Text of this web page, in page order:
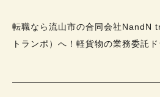
転職なら流山市の合同会社NandN
トランポ）へ！軽貨物の業務委託